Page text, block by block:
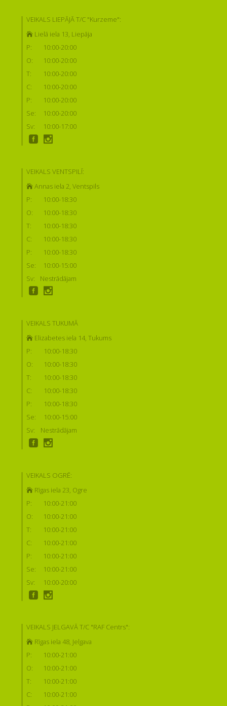
VEIKALS LIEPĀJĀ T/C "Kurzeme":
Lielā iela 13, Liepāja
P:
10:00-20:00
O:
10:00-20:00
T:
10:00-20:00
C:
10:00-20:00
P:
10:00-20:00
Se:
10:00-20:00
Sv:
10:00-17:00
VEIKALS VENTSPILĪ:
Annas iela 2, Ventspils
P:
10:00-18:30
O:
10:00-18:30
T:
10:00-18:30
C:
10:00-18:30
P:
10:00-18:30
Se:
10:00-15:00
Sv:
Nestrādājam
VEIKALS TUKUMĀ
Elizabetes iela 14, Tukums
P:
10:00-18:30
O:
10:00-18:30
T:
10:00-18:30
C:
10:00-18:30
P:
10:00-18:30
Se:
10:00-15:00
Sv:
Nestrādājam
VEIKALS OGRĒ:
Rīgas iela 23, Ogre
P:
10:00-21:00
O:
10:00-21:00
T:
10:00-21:00
C:
10:00-21:00
P:
10:00-21:00
Se:
10:00-21:00
Sv:
10:00-20:00
VEIKALS JELGAVĀ T/C "RAF Centrs":
Rīgas iela 48, Jelgava
P:
10:00-21:00
O:
10:00-21:00
T:
10:00-21:00
C:
10:00-21:00